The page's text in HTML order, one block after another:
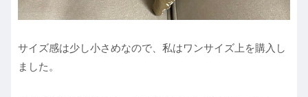
サイズ感は少し小さめなので、私はワンサイズ上を購入し
ました。